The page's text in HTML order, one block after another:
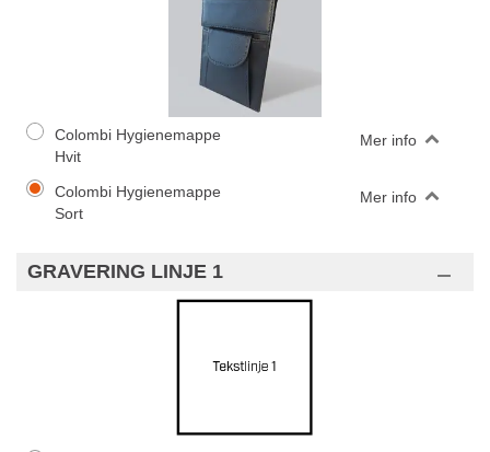
Colombi Hygienemappe
Hvit
Mer info
Colombi Hygienemappe
Sort
Mer info
GRAVERING LINJE 1